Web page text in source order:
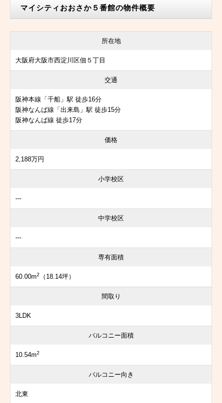
マイシティおおさか５番館の物件概要
所在地
大阪府大阪市西淀川区佃５丁目
交通
阪神本線「千船」駅 徒歩16分
阪神なんば線「出来島」駅 徒歩15分
阪神なんば線 徒歩17分
価格
2,188万円
小学校区
---
中学校区
---
専有面積
60.00m2 （18.14坪）
間取り
3LDK
バルコニー面積
10.54m2
バルコニー向き
北東